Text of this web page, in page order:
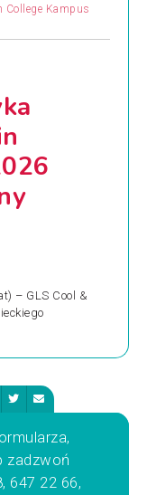
College Kampus
– GLS Cool &
zadzwoń
647 22 66,